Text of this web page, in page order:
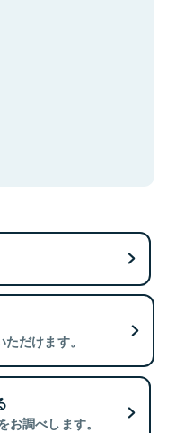
だけます。
調べします。